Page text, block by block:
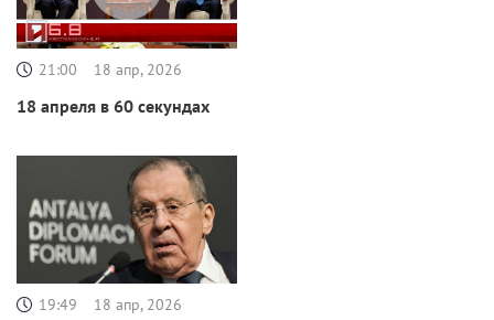
21:00 18 апр, 2026
18 апреля в 60 секундах
19:49 18 апр, 2026